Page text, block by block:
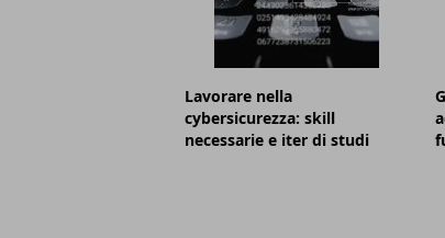
Lavorare nella
cybersicurezza: skill
necessarie e iter di studi